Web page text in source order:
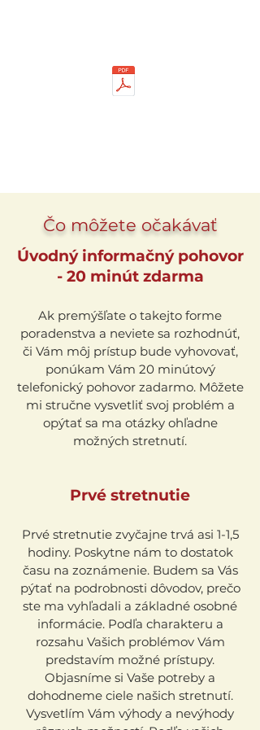
Čo môžete očakávať
Úvodný informačný pohovor
- 20 minút zdarma
Ak premýšľate o takejto forme
poradenstva a neviete sa rozhodnúť,
či Vám môj prístup bude vyhovovať,
ponúkam Vám 20 minútový
telefonický pohovor zadarmo. Môžete
mi stručne vysvetliť svoj problém a
opýtať sa ma otázky ohľadne
možných stretnutí.
Prvé stretnutie
Prvé stretnutie zvyčajne trvá asi 1-1,5
hodiny. Poskytne nám to dostatok
času na zoznámenie. Budem sa Vás
pýtať na podrobnosti dôvodov, prečo
ste ma vyhľadali a základné osobné
informácie. Podľa charakteru a
rozsahu Vašich problémov Vám
predstavím možné prístupy.
Objasníme si Vaše potreby a
dohodneme ciele našich stretnutí.
Vysvetlím Vám výhody a nevýhody